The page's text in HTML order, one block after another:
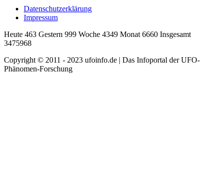
Datenschutzerklärung
Impressum
Heute 463 Gestern 999 Woche 4349 Monat 6660 Insgesamt
3475968
Copyright © 2011 - 2023 ufoinfo.de | Das Infoportal der UFO-
Phänomen-Forschung